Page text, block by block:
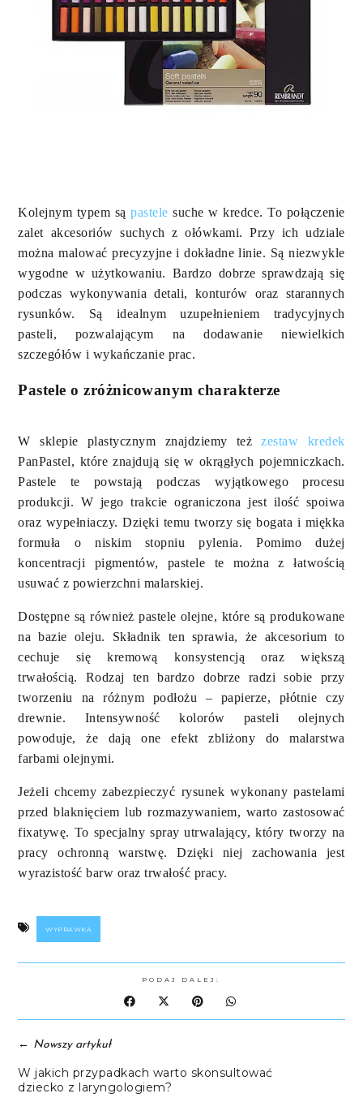
Kolejnym typem sąpastele suche w kredce. To połączenie
zalet akcesoriów suchych z ołówkami. Przy ich udziale
można malować precyzyjne i dokładne linie. Są niezwykle
wygodne w użytkowaniu. Bardzo dobrze sprawdzają się
podczas wykonywania detali, konturów oraz starannych
rysunków. Są idealnym uzupełnieniem tradycyjnych
pasteli, pozwalającym na dodawanie niewielkich
szczegółów i wykańczanie prac.
Pastele o zróżnicowanym charakterze
W sklepie plastycznym znajdziemy teżzestaw kredek
PanPastel, które znajdują się w okrągłych pojemniczkach.
Pastele te powstają podczas wyjątkowego procesu
produkcji. W jego trakcie ograniczona jest ilość spoiwa
oraz wypełniaczy. Dzięki temu tworzy się bogata i miękka
formuła o niskim stopniu pylenia. Pomimo dużej
koncentracji pigmentów, pastele te można z łatwością
usuwać z powierzchni malarskiej.
Dostępne są również pastele olejne, które są produkowane
na bazie oleju. Składnik ten sprawia, że akcesorium to
cechuje się kremową konsystencją oraz większą
trwałością. Rodzaj ten bardzo dobrze radzi sobie przy
tworzeniu na różnym podłożu – papierze, płótnie czy
drewnie. Intensywność kolorów pasteli olejnych
powoduje, że dają one efekt zbliżony do malarstwa
farbami olejnymi.
Jeżeli chcemy zabezpieczyć rysunek wykonany pastelami
przed blaknięciem lub rozmazywaniem, warto zastosować
fixatywę. To specjalny spray utrwalający, który tworzy na
pracy ochronną warstwę. Dzięki niej zachowania jest
wyrazistość barw oraz trwałość pracy.
WYPRAWKA
PODAJ DALEJ:
← Nowszy artykuł
W jakich przypadkach warto skonsultować
dziecko z laryngologiem?